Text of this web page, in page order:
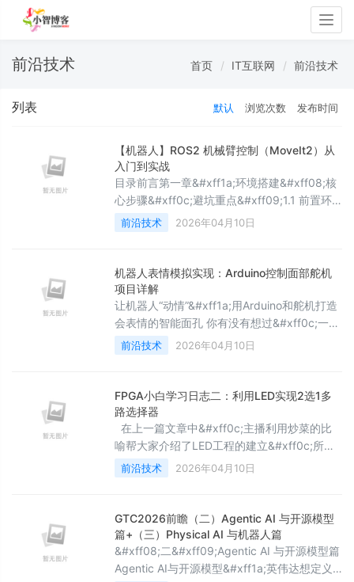
前沿技术 首页 IT互联网 前沿技术
列表 默认 浏览次数 发布时间
【机器人】ROS2 机械臂控制（MoveIt2）从
入门到实战
目录前言第一章&#xff1a;环境搭建&#xff08;核
心步骤&#xff0c;避坑重点&#xff09;1.1 前置环
境准备1.1.1 ROS2 安装1.1.2 Gazebo 安装1.1.3
MoveIt2 安装1.2 常见环境坑点解决第二章
&#xff0c;避免盲目操作&#xff09;2.1 核心模块
2.2 关键术语第三章&#xff1a;M
前沿技术 2026年04月10日
机器人表情模拟实现：Arduino控制面部舵机
项目详解
让机器人“动情”&#xff1a;用Arduino和舵机打造
会表情的智能面孔 你有没有想过&#xff0c;一个
简单的机械装置&#xff0c;也能“眉飞色
舞”&#xff1f; 在服务机器人、教育玩具或家庭陪
专属。它正悄然成为提升人机亲和力的关键设
计语言。而实现这一切&#xff0c;并不需要复杂
的AI大模型或昂贵的液压系统——
前沿技术 2026年04月10日
FPGA小白学习日志二：利用LED实现2选1多
路选择器
在上一篇文章中&#xff0c;主播利用炒菜的比
喻帮大家介绍了LED工程的建立&#xff0c;所以
在读这一篇文章前&#xff0c;大家可以简要回顾
以下LED工程的建立流程。本篇内容&#xff0c;
法。 在开始之前&#xff0c;我们先来了解一下
数据选择器是什么&#xff1a;所谓数据选择器
&#xff0c;就是从多个输入的逻辑信号中选择一
个逻辑信号输出&#
前沿技术 2026年04月10日
GTC2026前瞻（二）Agentic AI 与开源模型
篇+（三）Physical AI 与机器人篇
&#xff08;二&#xff09;Agentic AI 与开源模型篇
Agentic AI与开源模型&#xff1a;英伟达想定义